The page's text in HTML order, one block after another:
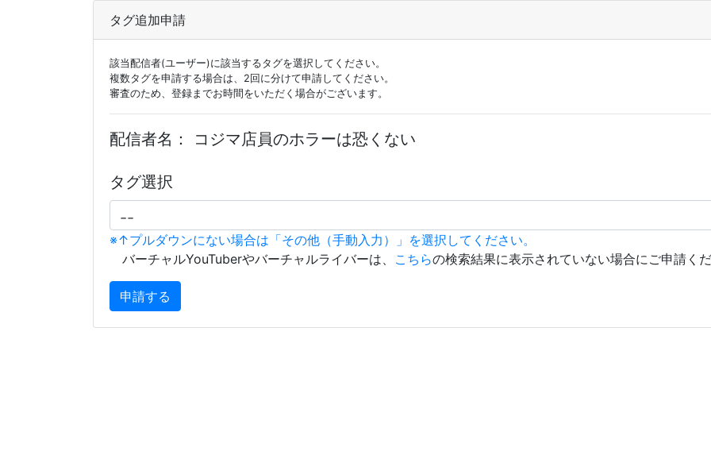
タグ追加申請
該当配信者(ユーザー)に該当するタグを選択してください。
複数タグを申請する場合は、2回に分けて申請してください。
審査のため、登録までお時間をいただく場合がございます。
配信者名： コジマ店員のホラーは恐くない
タグ選択
※↑プルダウンにない場合は「その他（手動入力）」を選択してください。
バーチャルYouTuberやバーチャルライバーは、 こちらの検索結果に表示されていない場合にご申請く
申請する